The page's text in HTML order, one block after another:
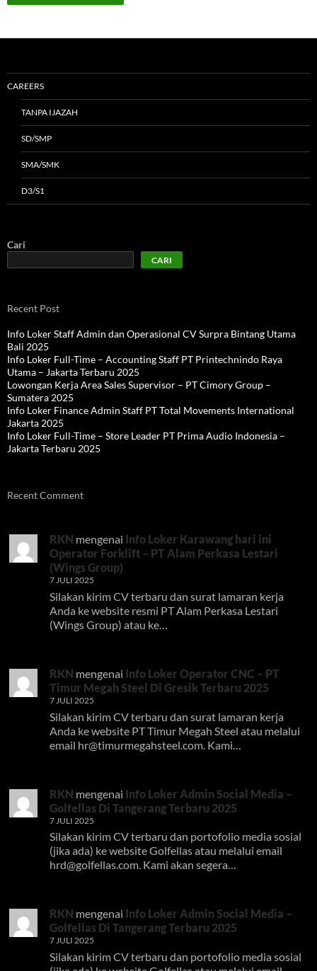
CAREERS
TANPA IJAZAH
SD/SMP
SMA/SMK
D3/S1
Cari
CARI
Recent Post
Info Loker Staff Admin dan Operasional CV Surpra Bintang Utama
Bali 2025
Info Loker Full-Time – Accounting Staff PT Printechnindo Raya
Utama – Jakarta Terbaru 2025
Lowongan Kerja Area Sales Supervisor – PT Cimory Group –
Sumatera 2025
Info Loker Finance Admin Staff PT Total Movements International
Jakarta 2025
Info Loker Full-Time – Store Leader PT Prima Audio Indonesia –
Jakarta Terbaru 2025
Recent Comment
RKN mengenai Info Loker Karawang hari ini
Operator Forklift – PT Alam Perkasa Lestari
(Wings Group)
7 JULI 2025
Silakan kirim CV terbaru dan surat lamaran kerja
Anda ke website resmi PT Alam Perkasa Lestari
(Wings Group) atau ke…
RKN mengenai Info Loker Operator CNC – PT
Timur Megah Steel Di Gresik Terbaru 2025
7 JULI 2025
Silakan kirim CV terbaru dan surat lamaran kerja
Anda ke website PT Timur Megah Steel atau melalui
email hr@timurmegahsteel.com . Kami…
RKN mengenai Info Loker Admin Social Media –
Golfellas Di Tangerang Terbaru 2025
7 JULI 2025
Silakan kirim CV terbaru dan portofolio media sosial
(jika ada) ke website Golfellas atau melalui email
hrd@golfellas.com. Kami akan segera…
RKN mengenai Info Loker Admin Social Media –
Golfellas Di Tangerang Terbaru 2025
7 JULI 2025
Silakan kirim CV terbaru dan portofolio media sosial